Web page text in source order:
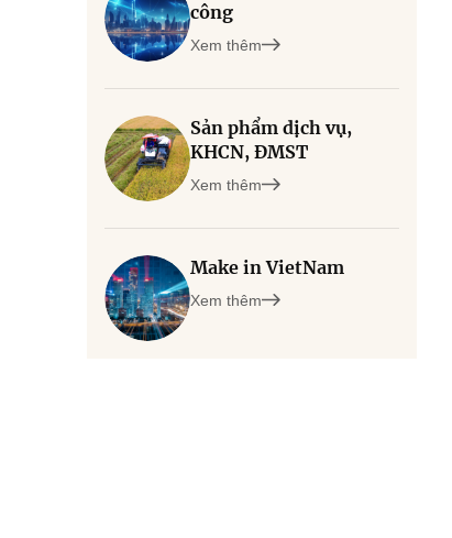
công
Xem thêm
Sản phẩm dịch vụ,
KHCN, ĐMST
Xem thêm
Make in VietNam
Xem thêm